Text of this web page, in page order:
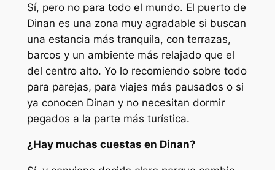
Sí, pero no para todo el mundo. El puerto de
Dinan es una zona muy agradable si buscan
una estancia más tranquila, con terrazas,
barcos y un ambiente más relajado que el
del centro alto. Yo lo recomiendo sobre todo
para parejas, para viajes más pausados o si
ya conocen Dinan y no necesitan dormir
pegados a la parte más turística.
¿Hay muchas cuestas en Dinan?